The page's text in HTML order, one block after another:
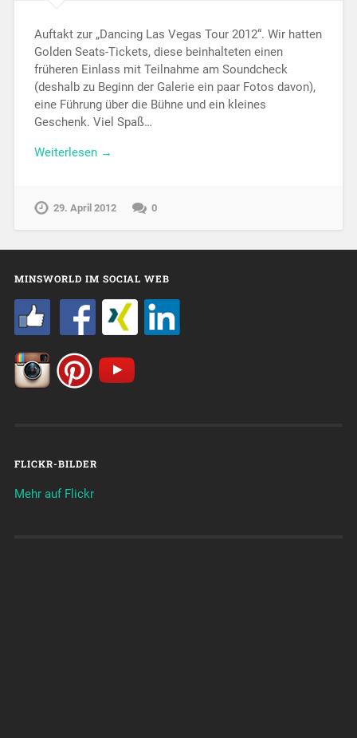
Auftakt zur „Dancing Las Vegas Tour 2012“. Wir hatten
Golden Seats-Tickets, diese beinhalteten einen
früheren Einlass mit Teilnahme am Soundcheck
(deshalb zu Beginn der Galerie ein paar Fotos davon),
eine Führung über die Bühne und ein kleines
Geschenk. Viel Spaß…
Weiterlesen →
29. April 2012 0
MINSWORLD IM SOCIAL WEB
FLICKR-BILDER
Mehr auf Flickr